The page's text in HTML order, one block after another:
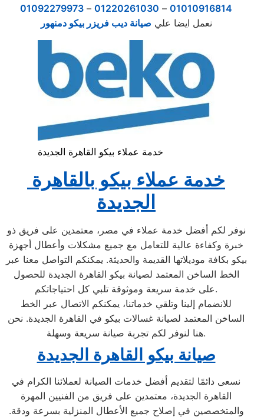
01092279973 – 01220261030 – 01010916814
نعمل ايضا علي صيانة ديب فريزر بيكو دمنهور
خدمة عملاء بيكو القاهرة الجديدة
الجديدة
نوفر لكم أفضل خدمة عملاء في مصر، معتمدين على فريق ذو
خبرة وكفاءة عالية للتعامل مع جميع مشكلات وأعطال أجهزة
بيكو بكافة موديلاتها القديمة والحديثة. يمكنكم التواصل معنا عبر
الخط الساخن المعتمد لصيانة بيكو القاهرة الجديدة للحصول
على خدمة سريعة وموثوقة تلبي كل احتياجاتكم.
للانضمام إلينا وتلقي خدماتنا، يمكنكم الاتصال عبر الخط
الساخن المعتمد لصيانة غسالات بيكو في القاهرة الجديدة. نحن
هنا لنوفر لكم تجربة صيانة سريعة وسهلة.
صيانة بيكو القاهرة الجديدة
نسعى دائمًا لتقديم أفضل خدمات الصيانة لعملائنا الكرام في
القاهرة الجديدة، معتمدين على فريق من الفنيين المهرة
والمتخصصين في إصلاح جميع الأعطال المنزلية بسرعة ودقة.